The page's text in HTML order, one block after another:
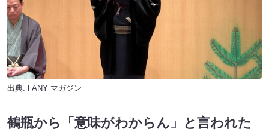
出典: FANY マガジン
鶴瓶から「意味がわからん」と言われた